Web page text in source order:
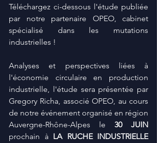
Téléchargez ci-dessous l'étude publiée
par notre partenaire OPEO, cabinet
spécialisé dans les mutations
industrielles !
Analyses et perspectives liées à
l'économie circulaire en production
industrielle, l'étude sera présentée par
Gregory Richa, associé OPEO, au cours
de notre événement organisé en région
Auvergne-Rhône-Alpes le 30 JUIN
prochain à LA RUCHE INDUSTRIELLE